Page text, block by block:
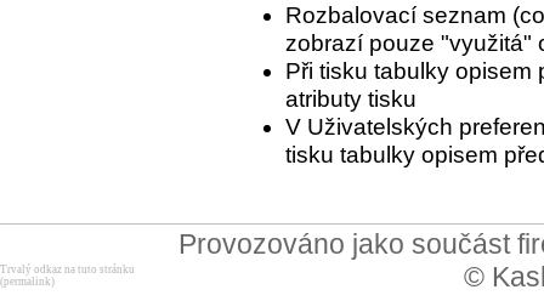
Rozbalovací seznam
zobrazí pouze "využitá"
Při tisku tabulky opisem
atributy tisku
V Uživatelských
tisku tabulky opisem
Provozováno jako součást
©
Trvalý odkaz na tuto stránku
(permalink)